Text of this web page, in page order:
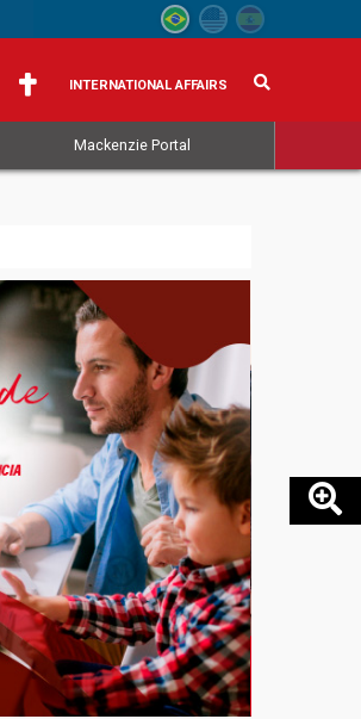
INTERNATIONAL AFFAIRS
Mackenzie Portal